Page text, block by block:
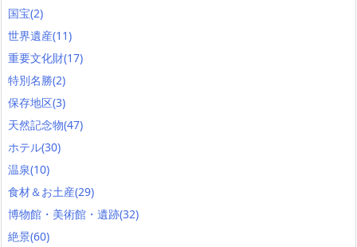
国宝(2)
世界遺産(11)
重要文化財(17)
特別名勝(2)
保存地区(3)
天然記念物(47)
ホテル(30)
温泉(10)
食材＆お土産(29)
博物館・美術館・遺跡(32)
絶景(60)